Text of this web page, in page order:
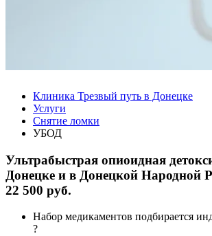
Клиника Трезвый путь в Донецке
Услуги
Снятие ломки
УБОД
Ультрабыстрая опиоидная
Донецке и в Донецкой Народной
22 500 руб.
Набор медикаментов подбирается
?